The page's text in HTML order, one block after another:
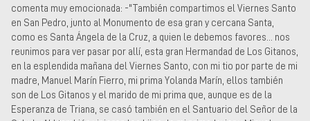
comenta muy emocionada: -"También compartimos el Viernes Santo
en San Pedro, junto al Monumento de esa gran y cercana Santa,
como es Santa Ángela de la Cruz, a quien le debemos favores... nos
reunimos para ver pasar por allí, esta gran Hermandad de Los Gitanos,
en la esplendida mañana del Viernes Santo, con mi tio por parte de mi
madre, Manuel Marín Fierro, mi prima Yolanda Marín, ellos también
son de Los Gitanos y el marido de mi prima que, aunque es de la
Esperanza de Triana, se casó también en el Santuario del Señor de la